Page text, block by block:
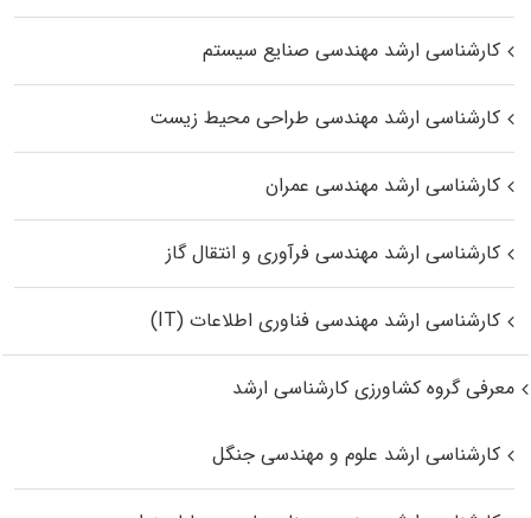
کارشناسی ارشد مهندسی صنایع سیستم
کارشناسی ارشد مهندسی طراحی محیط زیست
کارشناسی ارشد مهندسی عمران
کارشناسی ارشد مهندسی فرآوری و انتقال گاز
کارشناسی ارشد مهندسی فناوری اطلاعات (IT)
معرفی گروه کشاورزی کارشناسی ارشد
کارشناسی ارشد علوم و مهندسی جنگل